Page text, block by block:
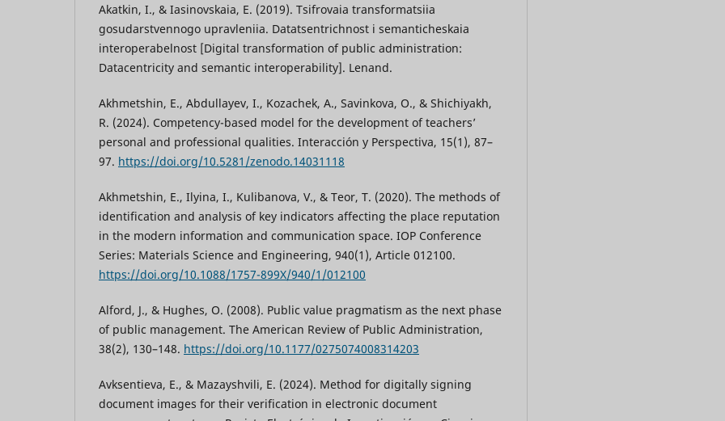
Akatkin, I., & Iasinovskaia, E. (2019). Tsifrovaia transformatsiia
gosudarstvennogo upravleniia. Datatsentrichnost i semanticheskaia
interoperabelnost [Digital transformation of public administration:
Datacentricity and semantic interoperability]. Lenand.
Akhmetshin, E., Abdullayev, I., Kozachek, A., Savinkova, O., & Shichiyakh,
R. (2024). Competency-based model for the development of teachers’
personal and professional qualities. Interacción y Perspectiva, 15(1), 87–
97. https://doi.org/10.5281/zenodo.14031118
Akhmetshin, E., Ilyina, I., Kulibanova, V., & Teor, T. (2020). The methods of
identification and analysis of key indicators affecting the place reputation
in the modern information and communication space. IOP Conference
Series: Materials Science and Engineering, 940(1), Article 012100.
https://doi.org/10.1088/1757-899X/940/1/012100
Alford, J., & Hughes, O. (2008). Public value pragmatism as the next phase
of public management. The American Review of Public Administration,
38(2), 130–148. https://doi.org/10.1177/0275074008314203
Avksentieva, E., & Mazayshvili, E. (2024). Method for digitally signing
document images for their verification in electronic document